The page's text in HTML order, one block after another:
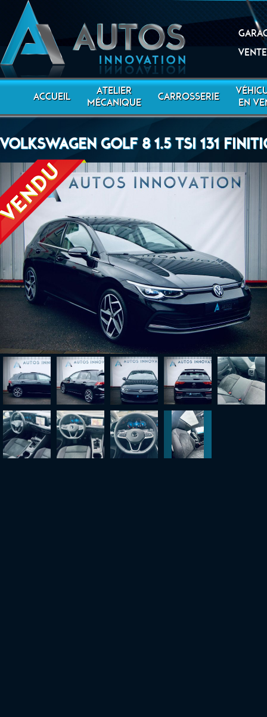
ACCUEIL
ATELIER
MÉCANIQUE
CARROSSERIE
EN
VOLKSWAGEN GOLF 8 1.5 TSI 131